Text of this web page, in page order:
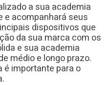
a sua academia
e acompanhará seus
dispositivos que
da sua marca com os
e sua academia
médio e longo prazo.
importante para o